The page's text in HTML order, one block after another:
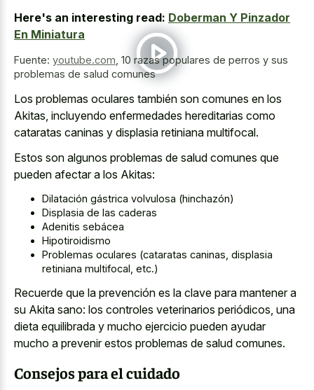
Here's an interesting read: Doberman Y Pinzador
En Miniatura
Fuente: youtube.com 10 razas populares de perros y sus
problemas de salud comunes
Los problemas oculares también son comunes en los
Akitas, incluyendo enfermedades hereditarias como
cataratas caninas y displasia retiniana multifocal.
Estos son algunos problemas de salud comunes que
pueden afectar a los Akitas:
Dilatación gástrica volvulosa (hinchazón)
Displasia de las caderas
Adenitis sebácea
Hipotiroidismo
Problemas oculares (cataratas caninas, displasia
retiniana multifocal, etc.)
Recuerde que la prevención es la clave para mantener a
su Akita sano: los controles veterinarios periódicos, una
dieta equilibrada y mucho ejercicio pueden ayudar
mucho a prevenir estos problemas de salud comunes.
Consejos para el cuidado